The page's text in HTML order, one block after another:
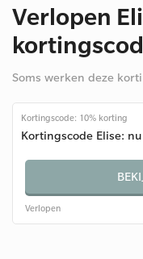
Verlopen
Soms werken deze
Kortingscode: 10% korting
Kortingscode Elise:
Verlopen